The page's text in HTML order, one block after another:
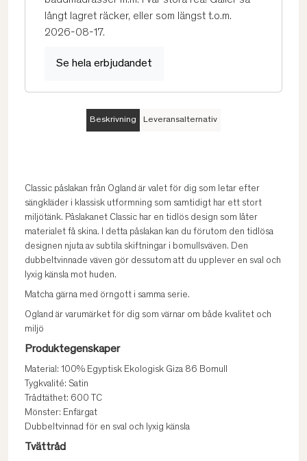
långt lagret räcker, eller som längst t.o.m.
2026-08-17.
Se hela erbjudandet
Beskrivning Leveransalternativ
Classic påslakan från Ogland är valet för dig som letar efter
sängkläder i klassisk utformning som samtidigt har ett stort
miljötänk. Påslakanet Classic har en tidlös design som låter
materialet få skina. I detta påslakan kan du förutom den tidlösa
designen njuta av subtila skiftningar i bomullsväven. Den
dubbeltvinnade väven gör dessutom att du upplever en sval och
lyxig känsla mot huden.
Matcha gärna med örngott i samma serie.
Ogland är varumärket för dig som värnar om både kvalitet och
miljö
Produktegenskaper
Material: 100% Egyptisk Ekologisk Giza 86 Bomull
Tygkvalité: Satin
Trådtäthet: 600 TC
Mönster: Enfärgat
Dubbeltvinnad för en sval och lyxig känsla
Tvättråd